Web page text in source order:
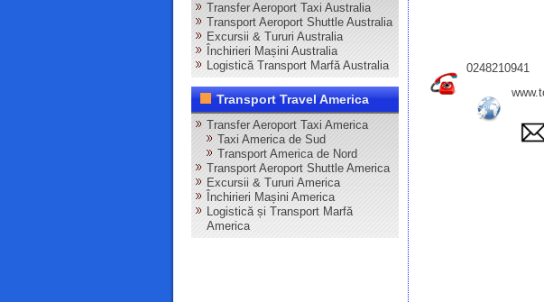
Transfer Aeroport Taxi Australia
Transport Aeroport Shuttle Australia
Excursii & Tururi Australia
Închirieri Mașini Australia
Logistică Transport Marfă Australia
Transport Travel America
Transfer Aeroport Taxi America
Taxi America de Sud
Transport America de Nord
Transport Aeroport Shuttle America
Excursii & Tururi America
Închirieri Mașini America
Logistică și Transport Marfă
America
0248210941